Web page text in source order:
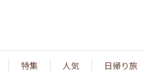
特集 人気 日帰り旅